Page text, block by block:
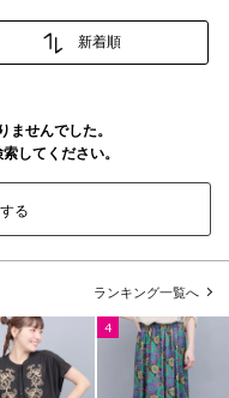
ませんでした。
してください。
る
ランキング一覧へ
4